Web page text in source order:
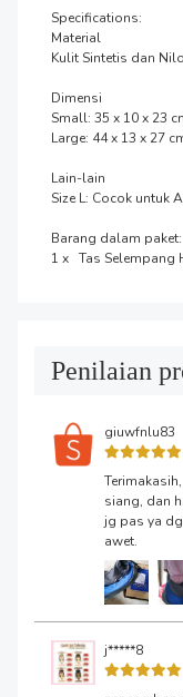
Specifications:
Material
Kulit Sintetis dan
Dimensi
Small: 35 x 10 x 23
Large: 44 x 13 x 27
Lain-lain
Size L: Cocok untuk
Barang dalam paket:
1 x   Tas Selempang
Penilaian
giuwfnlu83
siang, dan
jg pas ya
awet.
j*****8